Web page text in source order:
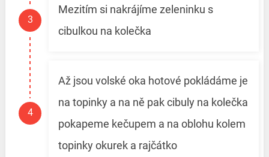
Mezitím si nakrájíme zeleninku s
cibulkou na kolečka
Až jsou volské oka hotové pokládáme je
na topinky a na ně pak cibuly na kolečka
pokapeme kečupem a na oblohu kolem
topinky okurek a rajčátko